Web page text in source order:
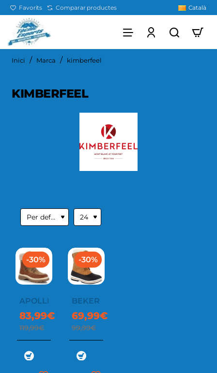
Favorits Comparar productes Català
Inici homeMarca kimberfeel
KIMBERFEEL
-30%
APOLLINE
83,99€
119,99€
-30%
BEKER
69,99€
99,99€